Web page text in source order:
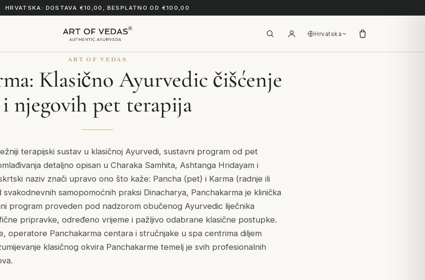
HRVATSKA: DOSTAVA €10,00, BESPLATNO OD €100,00
Hrvatska
ART OF VEDAS
Klasično Ayurvedic čišćenje
i njegovih pet terapija
terapijski sustav u klasičnoj Ayurvedi, sustavni program od pet
detaljno opisan u Charaka Samhita, Ashtanga Hridayam i
naziv znači upravo ono što kaže: Pancha (pet) i Karma (radnje ili
samopomoćnih praksi Dinacharya, Panchakarma je klinička
program proveden pod nadzorom obučenog Ayurvedic liječnika
pripravke, određeno vrijeme i pažljivo odabrane klasične postupke.
operatore Panchakarma centara i stručnjake u spa centrima diljem
klasičnog okvira Panchakarme temelj je svih profesionalnih